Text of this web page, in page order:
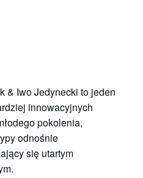
& Iwo Jedynecki to jeden
innowacyjnych
pokolenia,
odnośnie
się utartym